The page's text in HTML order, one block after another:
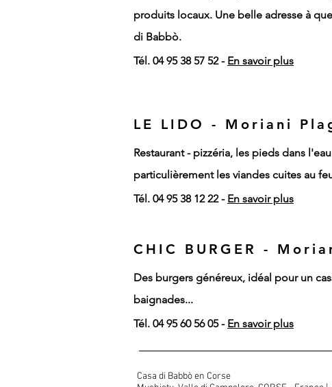
produits locaux. Une belle adresse à
di Babbò.
Tél. 04 95 38 57 52 - En savoir plus
LE LIDO - Moriani
Restaurant - pizzéria, les pieds dans
particulièrement les viandes cuites au
Tél. 04 95 38 12 22 - En savoir plus
CHIC BURGER -
Des burgers généreux, idéal pour un
baignades...
Tél. 04 95 60 56 05 - En savoir plus
Casa di Babbò en Corse